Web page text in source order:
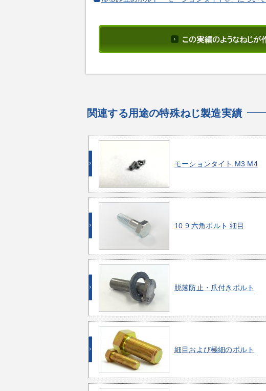
関連する用途の特殊ねじ製造実績
モーションタイト M3 M4
10.9 六角ボルト 細目
脱落防止・爪付きボルト
細目および極細のボルト